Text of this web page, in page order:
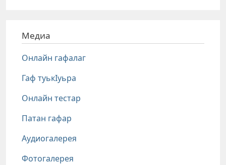
Медиа
Онлайн гафалаг
Гаф туькIуьра
Онлайн тестар
Патан гафар
Аудиогалерея
Фотогалерея